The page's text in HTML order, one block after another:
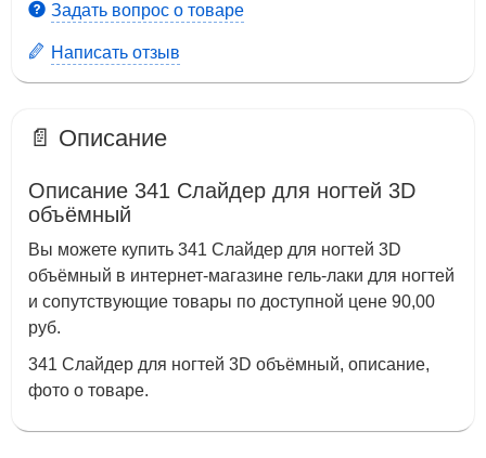
Задать вопрос о товаре
Написать отзыв
📄 Описание
Описание 341 Слайдер для ногтей 3D
объёмный
Вы можете купить 341 Слайдер для ногтей 3D
объёмный в интернет-магазине гель-лаки для ногтей
и сопутствующие товары по доступной цене 90,00
руб.
341 Слайдер для ногтей 3D объёмный, описание,
фото о товаре.